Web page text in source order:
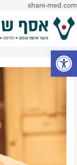
shani-med.comדילוג
פתח סרגל נגישות